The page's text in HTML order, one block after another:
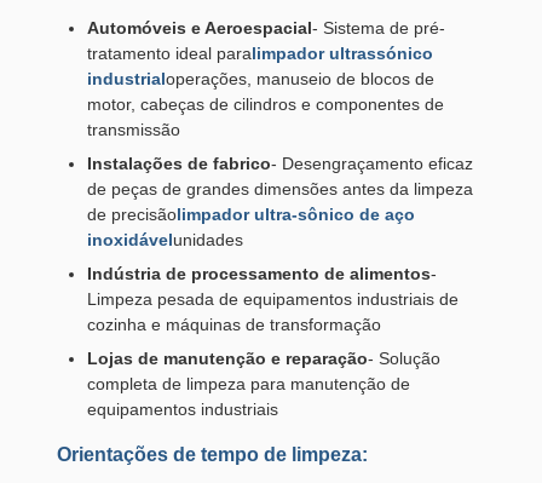
Automóveis e Aeroespacial- Sistema de pré-
tratamento ideal paralimpador ultrassónico
industrialoperações, manuseio de blocos de
motor, cabeças de cilindros e componentes de
transmissão
Instalações de fabrico- Desengraçamento eficaz
de peças de grandes dimensões antes da limpeza
de precisãolimpador ultra-sônico de aço
inoxidávelunidades
Indústria de processamento de alimentos-
Limpeza pesada de equipamentos industriais de
cozinha e máquinas de transformação
Lojas de manutenção e reparação- Solução
completa de limpeza para manutenção de
equipamentos industriais
Orientações de tempo de limpeza: